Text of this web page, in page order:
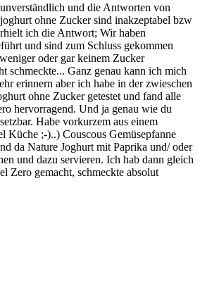
und die Antworten von
ohne Zucker sind inakzeptabel bzw
ich die Antwort; Wir haben
und sind zum Schluss gekommen
oder gar keinem Zucker
schmeckte... Ganz genau kann ich mich
erinnern aber ich habe in der zwieschen
ohne Zucker getestet und fand alle
hervorragend. Und ja genau wie du
Habe vorkurzem aus einem
Küche ;-)..) Couscous Gemüsepfanne
da Nature Joghurt mit Paprika und/ oder
und dazu servieren. Ich hab dann gleich
Zero gemacht, schmeckte absolut